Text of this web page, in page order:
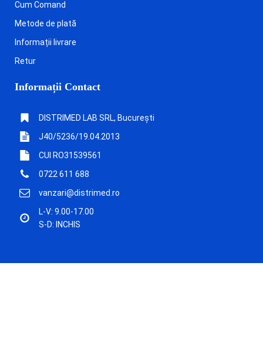
Cum Comand
Metode de plată
Informații livrare
Retur
Informații Contact
DISTRIMED LAB SRL, București
J40/5236/19.04.2013
CUI RO31539561
0722 611 688
vanzari@distrimed.ro
L-V: 9.00-17.00
S-D: INCHIS